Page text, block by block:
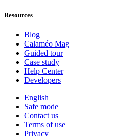
Resources
Blog
Calaméo Mag
Guided tour
Case study
Help Center
Developers
English
Safe mode
Contact us
Terms of use
Privacy